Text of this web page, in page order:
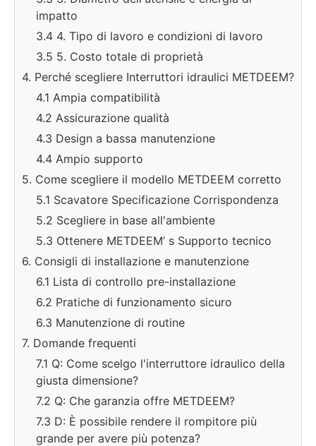
impatto
3.4 4. Tipo di lavoro e condizioni di lavoro
3.5 5. Costo totale di proprietà
4. Perché scegliere Interruttori idraulici METDEEM?
4.1 Ampia compatibilità
4.2 Assicurazione qualità
4.3 Design a bassa manutenzione
4.4 Ampio supporto
5. Come scegliere il modello METDEEM corretto
5.1 Scavatore Specificazione Corrispondenza
5.2 Scegliere in base all'ambiente
5.3 Ottenere METDEEM’ s Supporto tecnico
6. Consigli di installazione e manutenzione
6.1 Lista di controllo pre-installazione
6.2 Pratiche di funzionamento sicuro
6.3 Manutenzione di routine
7. Domande frequenti
7.1 Q: Come scelgo l'interruttore idraulico della
giusta dimensione?
7.2 Q: Che garanzia offre METDEEM?
7.3 D: È possibile rendere il rompitore più
grande per avere più potenza?